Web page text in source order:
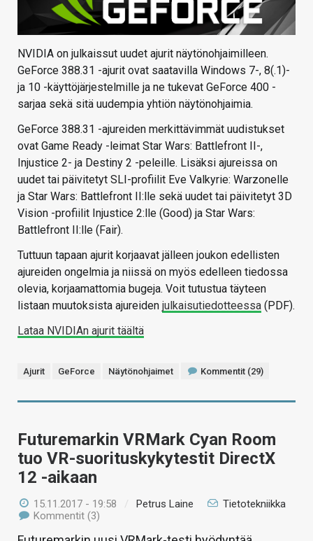
NVIDIA on julkaissut uudet ajurit näytönohjaimilleen.
GeForce 388.31 -ajurit ovat saatavilla Windows 7-, 8(.1)-
ja 10 -käyttöjärjestelmille ja ne tukevat GeForce 400 -
sarjaa sekä sitä uudempia yhtiön näytönohjaimia.
GeForce 388.31 -ajureiden merkittävimmät uudistukset
ovat Game Ready -leimat Star Wars: Battlefront II-,
Injustice 2- ja Destiny 2 -peleille. Lisäksi ajureissa on
uudet tai päivitetyt SLI-profiilit Eve Valkyrie: Warzonelle
ja Star Wars: Battlefront II:lle sekä uudet tai päivitetyt 3D
Vision -profiilit Injustice 2:lle (Good) ja Star Wars:
Battlefront II:lle (Fair).
Tuttuun tapaan ajurit korjaavat jälleen joukon edellisten
ajureiden ongelmia ja niissä on myös edelleen tiedossa
olevia, korjaamattomia bugeja. Voit tutustua täyteen
listaan muutoksista ajureiden julkaisutiedotteessa (PDF).
Lataa NVIDIAn ajurit täältä
Ajurit GeForce Näytönohjaimet Kommentit (29)
Futuremarkin VRMark Cyan Room
tuo VR-suorituskykytestit DirectX
12 -aikaan
15.11.2017 - 19:58 / Petrus Laine
Tietotekniikka
Kommentit (3)